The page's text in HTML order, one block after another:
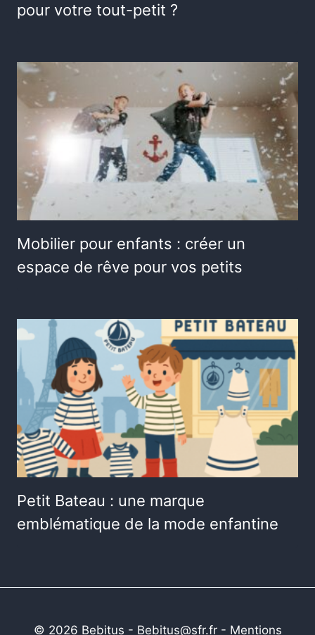
pour votre tout-petit ?
Mobilier pour enfants : créer un
espace de rêve pour vos petits
Petit Bateau : une marque
emblématique de la mode enfantine
© 2026 Bebitus - Bebitus@sfr.fr - Mentions